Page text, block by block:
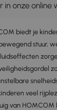
in onze online
biedt je
stuur,
veel
van